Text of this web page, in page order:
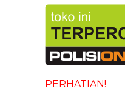
PERHATIAN!